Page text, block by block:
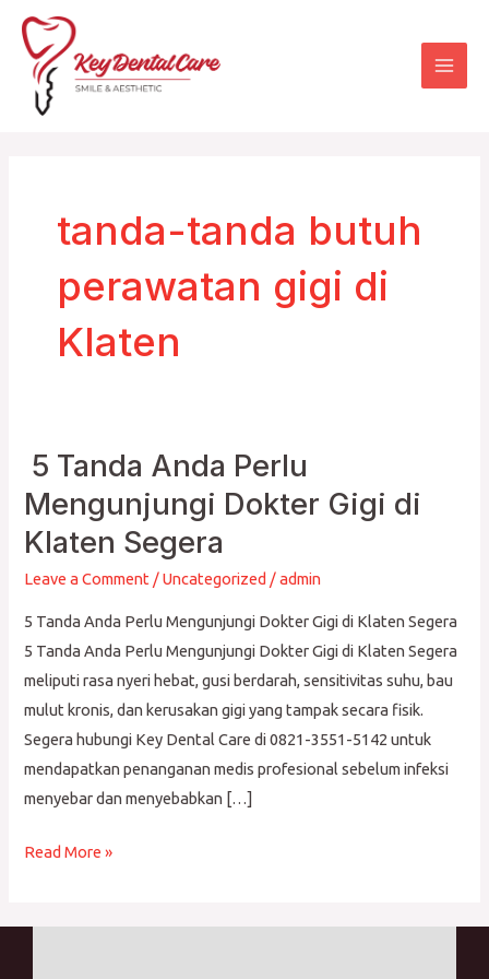
Skip
content
tanda-tanda butuh
perawatan gigi di
Klaten
5 Tanda Anda Perlu
Mengunjungi Dokter Gigi di
Klaten Segera
Leave a Comment /Uncategorized /admin
5 Tanda Anda Perlu Mengunjungi Dokter Gigi di Klaten Segera
5 Tanda Anda Perlu Mengunjungi Dokter Gigi di Klaten Segera
meliputi rasa nyeri hebat, gusi berdarah, sensitivitas suhu, bau
mulut kronis, dan kerusakan gigi yang tampak secara fisik.
Segera hubungi Key Dental Care di 0821-3551-5142 untuk
mendapatkan penanganan medis profesional sebelum infeksi
menyebar dan menyebabkan […]
5
Tanda
Anda
Perlu
Mengunjungi
Read More »